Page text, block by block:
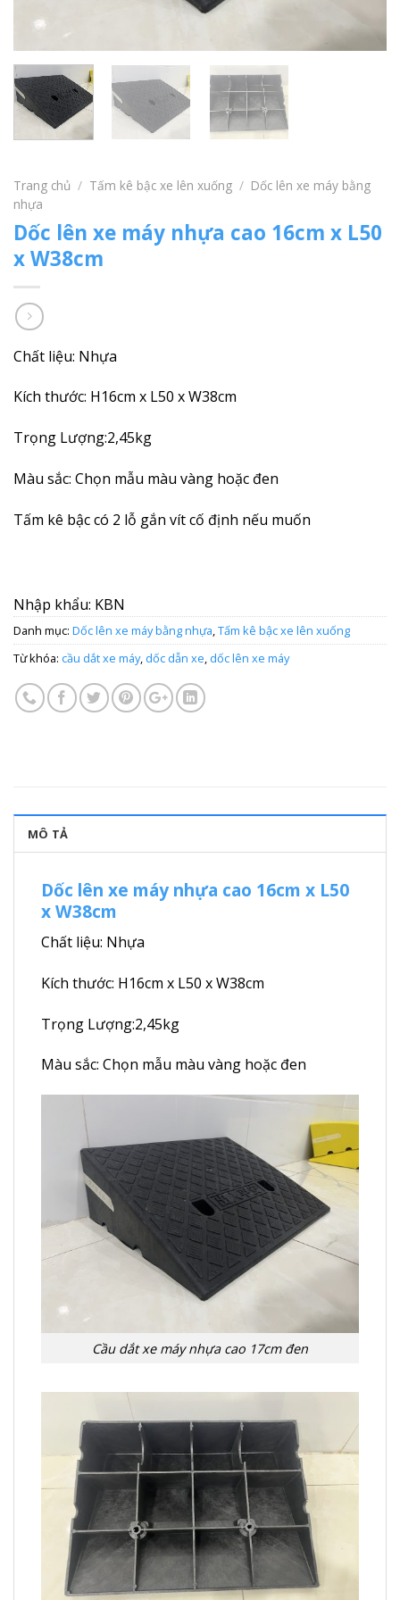
Trang chủ / Tấm kê bậc xe lên xuống / Dốc lên xe máy bằng
nhựa
Dốc lên xe máy nhựa cao 16cm x L50
x W38cm
Chất liệu: Nhựa
Kích thước: H16cm x L50 x W38cm
Trọng Lượng:2,45kg
Màu sắc: Chọn mẫu màu vàng hoặc đen
Tấm kê bậc có 2 lỗ gắn vít cố định nếu muốn
Nhập khẩu: KBN
Danh mục: Dốc lên xe máy bằng nhựa,Tấm kê bậc xe lên xuống
Từ khóa: cầu dắt xe máy, dốc dẫn xe, dốc lên xe máy
MÔ TẢ
Dốc lên xe máy nhựa cao 16cm x L50
x W38cm
Chất liệu: Nhựa
Kích thước: H16cm x L50 x W38cm
Trọng Lượng:2,45kg
Màu sắc: Chọn mẫu màu vàng hoặc đen
Cầu dắt xe máy nhựa cao 17cm đen